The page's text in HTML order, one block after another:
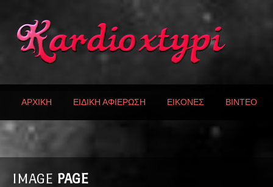
ΑΡΧΙΚΗ ΕΙΔΙΚΗ ΑΦΙΕΡΩΣΗ ΕΙΚΟΝΕΣ ΒΙΝΤΕΟ
IMAGE PAGE